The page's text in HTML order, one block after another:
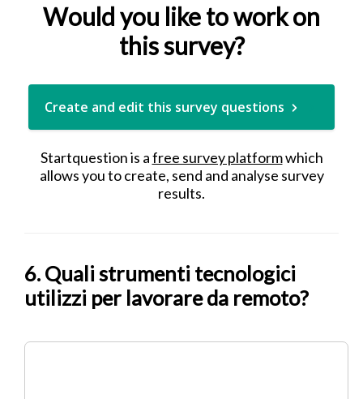
Would you like to work on
this survey?
Create and edit this survey questions
Startquestion is afree survey platformwhich
allows you to create, send and analyse survey
results.
6. Quali strumenti tecnologici
utilizzi per lavorare da remoto?